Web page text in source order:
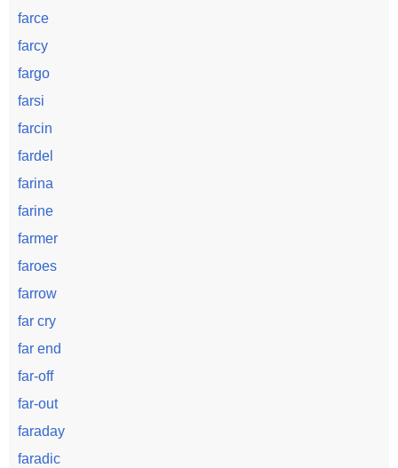
farce
farcy
fargo
farsi
farcin
fardel
farina
farine
farmer
faroes
farrow
far cry
far end
far-off
far-out
faraday
faradic